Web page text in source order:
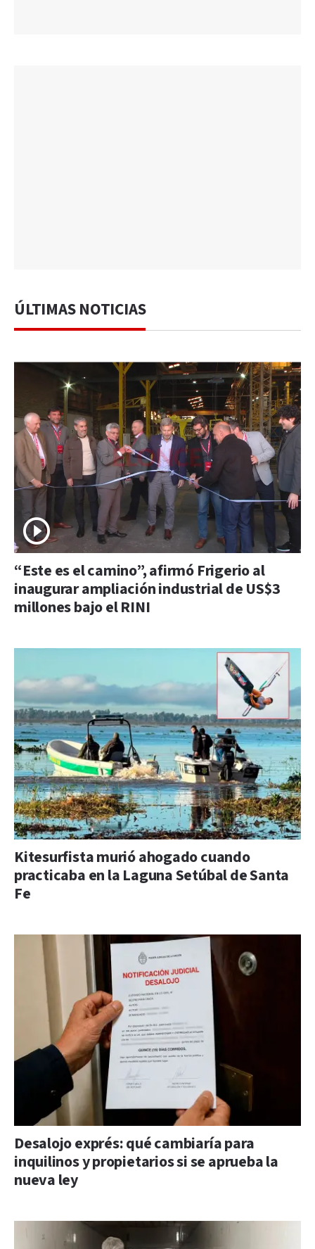
ÚLTIMAS NOTICIAS
“Este es el camino”, afirmó Frigerio al
inaugurar ampliación industrial de US$3
millones bajo el RINI
Kitesurfista murió ahogado cuando
practicaba en la Laguna Setúbal de Santa
Fe
Desalojo exprés: qué cambiaría para
inquilinos y propietarios si se aprueba la
nueva ley